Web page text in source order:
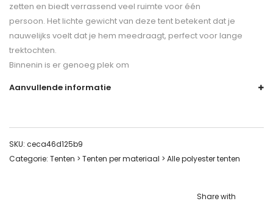
zetten en biedt verrassend veel ruimte voor één
persoon. Het lichte gewicht van deze tent betekent dat je
nauwelijks voelt dat je hem meedraagt, perfect voor lange
trektochten.
Binnenin is er genoeg plek om
Aanvullende informatie
SKU: ceca46d125b9
Categorie: Tenten > Tenten per materiaal > Alle polyester tenten
Share with